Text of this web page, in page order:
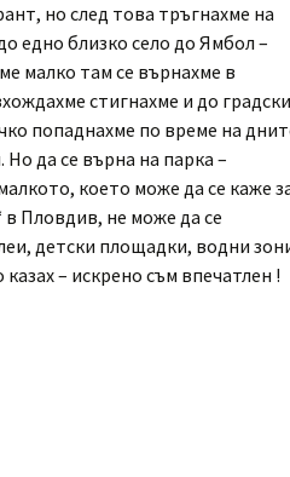
но след това тръгнахме на
едно близко село до Ямбол –
малко там се върнахме в
стигнахме и до
попаднахме по време на
да се върна на парка –
което може да се каже
Пловдив, не може да се
детски площадки, водни
– искрено съм впечатлен !